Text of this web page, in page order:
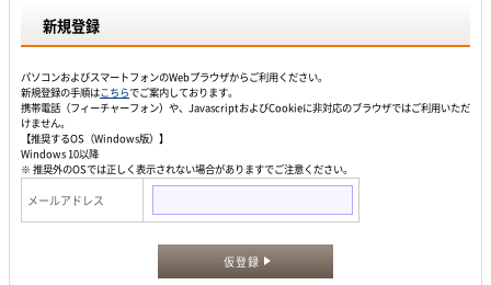
新規登録
パソコンおよびスマートフォンのWebプラウザからご利用ください。
新規登録の手順はこちらでご案内しております。
携帯電話（フィーチャーフォン）や、JavascriptおよびCookieに非対応のブラウザではご利用いただ
けません。
【推奨するOS（Windows版）】
Windows 10以降
※ 推奨外のOSでは正しく表示されない場合がありますでご注意ください。
メールアドレス
仮登録